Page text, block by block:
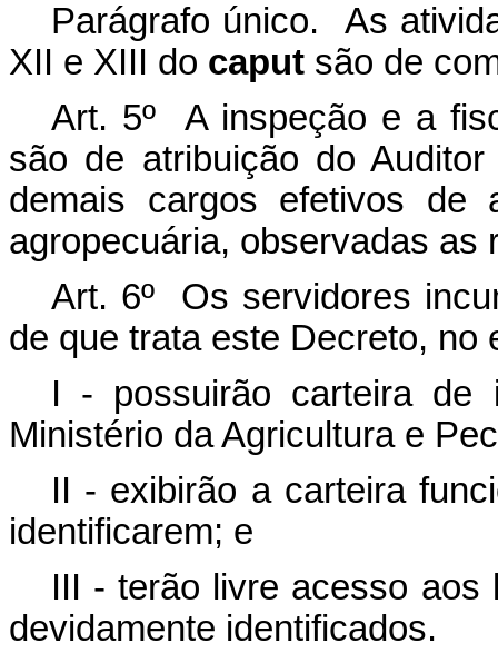
Parágrafo único. As
XII e XIII do caput são de
Art. 5º A inspeção e a
são de atribuição do
demais cargos efetivos de
agropecuária, observadas as
Art. 6º Os servidores
de que trata este Decreto,
I - possuirão carteira de
Ministério da Agricultura e
II - exibirão a carteira
identificarem; e
III - terão livre acesso aos
devidamente identificados.